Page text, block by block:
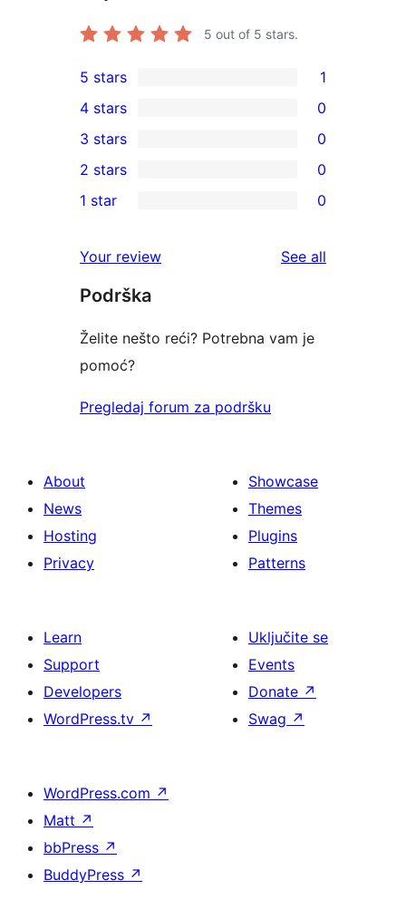
5 out of 5 stars.
1
5-
star
review
5 stars 1
4-
star
reviews
4 stars 0
0
3-
star
3 stars 0
2-
reviews
2 stars 0
star
reviews
1 star 0
Your review See all
Podrška
Želite nešto reći? Potrebna vam je
pomoć?
Pregledaj forum za podršku
About
News
Hosting
Privacy
Showcase
Themes
Plugins
Patterns
Learn
Support
Developers
WordPress.tv ↗
Uključite se
Events
Donate ↗
Swag ↗
WordPress.com ↗
Matt ↗
bbPress ↗
BuddyPress ↗